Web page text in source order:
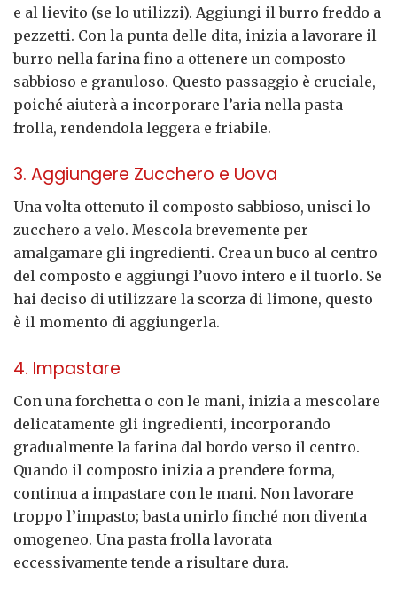
e al lievito (se lo utilizzi). Aggiungi il burro freddo a
pezzetti. Con la punta delle dita, inizia a lavorare il
burro nella farina fino a ottenere un composto
sabbioso e granuloso. Questo passaggio è cruciale,
poiché aiuterà a incorporare l’aria nella pasta
frolla, rendendola leggera e friabile.
3. Aggiungere Zucchero e Uova
Una volta ottenuto il composto sabbioso, unisci lo
zucchero a velo. Mescola brevemente per
amalgamare gli ingredienti. Crea un buco al centro
del composto e aggiungi l’uovo intero e il tuorlo. Se
hai deciso di utilizzare la scorza di limone, questo
è il momento di aggiungerla.
4. Impastare
Con una forchetta o con le mani, inizia a mescolare
delicatamente gli ingredienti, incorporando
gradualmente la farina dal bordo verso il centro.
Quando il composto inizia a prendere forma,
continua a impastare con le mani. Non lavorare
troppo l’impasto; basta unirlo finché non diventa
omogeneo. Una pasta frolla lavorata
eccessivamente tende a risultare dura.